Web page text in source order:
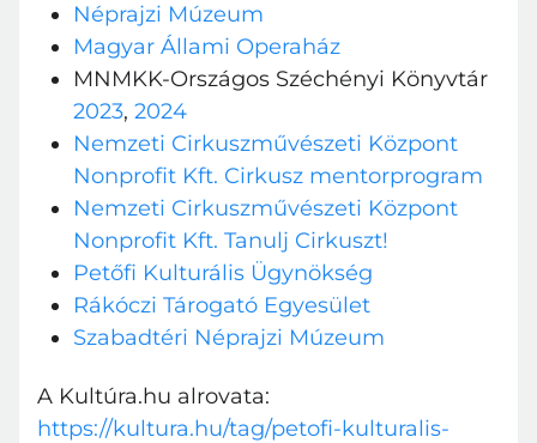
Bejelentkezés
E-mail cím
Néprajzi Múzeum
Magyar Állami Operaház
MNMKK-Országos Széchényi Könyvtár
2023, 2024
Nemzeti Cirkuszművészeti Központ
Nonprofit Kft. Cirkusz mentorprogram
Nemzeti Cirkuszművészeti Központ
Nonprofit Kft. Tanulj Cirkuszt!
Petőfi Kulturális Ügynökség
Rákóczi Tárogató Egyesület
Szabadtéri Néprajzi Múzeum
A Kultúra.hu alrovata:
https://kultura.hu/tag/petofi-kulturalis-